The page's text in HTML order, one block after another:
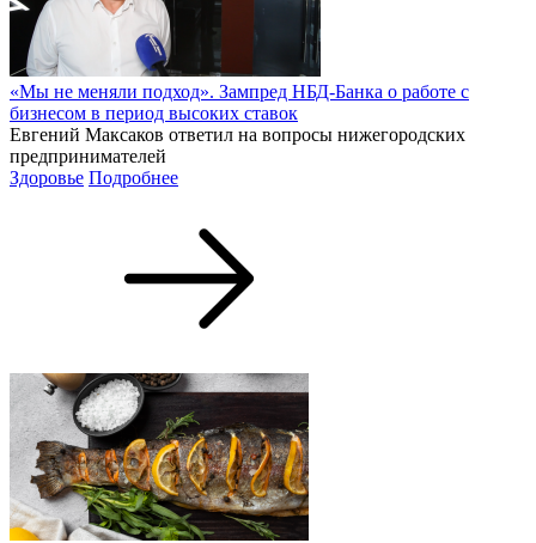
«Мы не меняли подход». Зампред НБД-Банка о работе с
бизнесом в период высоких ставок
Евгений Максаков ответил на вопросы нижегородских
предпринимателей
Здоровье Подробнее